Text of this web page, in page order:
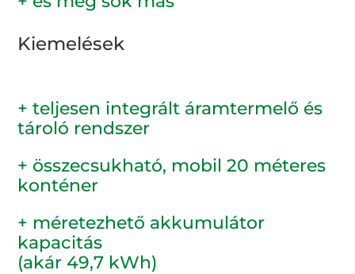
Kiemelések
+ teljesen integrált áramtermelő és
tároló rendszer
+ összecsukható, mobil 20 méteres
konténer
+ méretezhető akkumulátor
kapacitás
(akár 49,7 kWh)